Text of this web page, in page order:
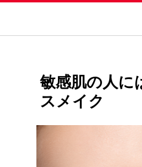
敏感肌の人に
スメイク